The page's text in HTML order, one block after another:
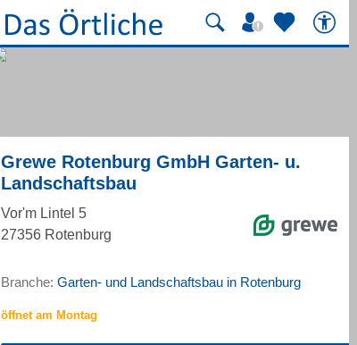
Grewe Rotenburg GmbH Garten- u.
Landschaftsbau
Vor'm Lintel 5
27356 Rotenburg
Branche: Garten- und Landschaftsbau in Rotenburg